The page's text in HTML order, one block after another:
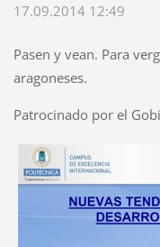
17.09.2014 12:49
Pasen y vean. Para
aragoneses.
Patrocinado por el